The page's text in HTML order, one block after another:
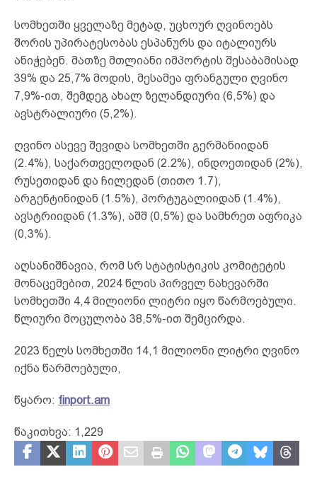
სომხეთში ყველაზე მეტად, უცხოურ ღვინოებს
შორის უპირატესობას ესპანურს და იტალიურს
ანიჭებენ. მათზე მთლიანი იმპორტის შესაბამისად
39% და 25,7% მოდის, მესამეა ფრანგული ღვინო
7,9%-ით, შემდეგ ახალ ზელანდიური (6,5%) და
ავსტრალიური (5,2%).
ღვინო ასევე შევიდა სომხეთში გერმანიიდან
(2.4%), საქართველოდან (2.2%), ინდოეთიდან (2%),
რუსეთიდან და ჩილედან (თითო 1.7),
არგენტინიდან (1.5%), პორტუგალიიდან (1.4%),
ავსტრიიდან (1.3%), აშშ (0,5%) და სამხრეთ აფრიკა
(0,3%).
აღსანიშნავია, რომ სრ სტატისტიკის კომიტეტის
მონაცემებით, 2024 წლის პირველ ნახევარში
სომხეთში 4,4 მილიონი ლიტრი იყო წარმოებული.
წლიური მოცულობა 38,5%-ით შემცირდა.
2023 წელს სომხეთში 14,1 მილიონი ლიტრი ღვინო
იქნა წარმოებული,
წყარო: finport.am
წაკითხვა: 1,229